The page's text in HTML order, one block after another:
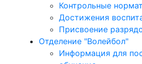
Контрольные
Достижения
Присвоение
Отделение "Волейбол"
Информация для